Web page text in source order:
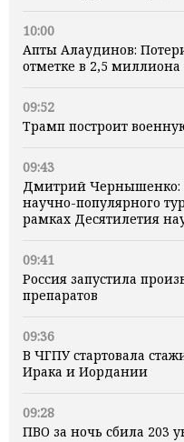
10:00
Апты Алаудинов:
отметке в 2,5 миллиона
09:52
Трамп построит
09:43
Дмитрий Чернышенко:
научно-популярного
рамках Десятилетия
09:41
Россия запустила
препаратов
09:36
В ЧГПУ стартовала
Ирака и Иордании
09:28
ПВО за ночь сбила 203